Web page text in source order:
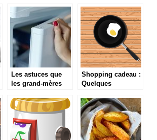
dans le salon ?
Les astuces que
les grand-mères
bien nettoyer un
frigo vintage
Shopping cadeau :
Quelques
cuisine à offrir